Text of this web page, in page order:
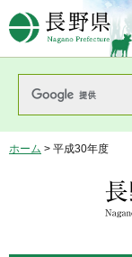
長
ホーム > 平成30年度
長野